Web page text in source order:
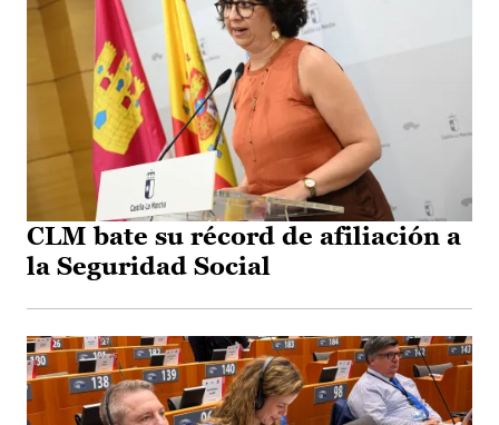
CLM bate su récord de afiliación a
la Seguridad Social